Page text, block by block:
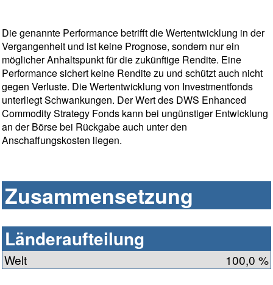
Die genannte Performance betrifft die Wertentwicklung in der
Vergangenheit und ist keine Prognose, sondern nur ein
möglicher Anhaltspunkt für die zukünftige Rendite. Eine
Performance sichert keine Rendite zu und schützt auch nicht
gegen Verluste. Die Wertentwicklung von Investmentfonds
unterliegt Schwankungen. Der Wert des DWS Enhanced
Commodity Strategy Fonds kann bei ungünstiger Entwicklung
an der Börse bei Rückgabe auch unter den
Anschaffungskosten liegen.
Zusammensetzung
Länderaufteilung
Welt 100,0 %